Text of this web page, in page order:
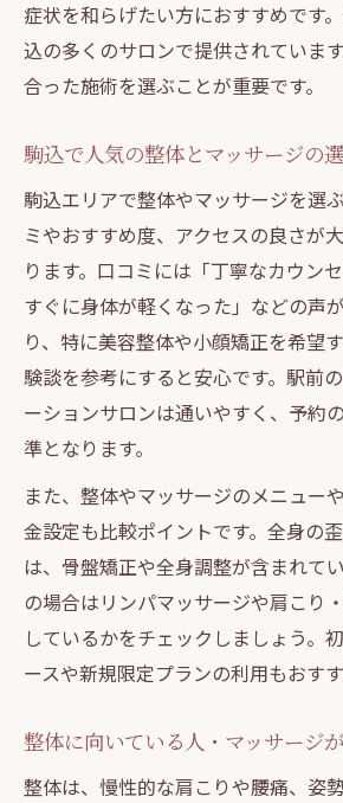
症状を和らげたい方におすすめです
込の多くのサロンで提供されていま
合った施術を選ぶことが重要です。
駒込で人気の整体とマッサージの
駒込エリアで整体やマッサージを選
ミやおすすめ度、アクセスの良さが
ります。口コミには「丁寧なカウン
すぐに身体が軽くなった」などの声
り、特に美容整体や小顔矯正を希望
験談を参考にすると安心です。駅前
ーションサロンは通いやすく、予約
準となります。
また、整体やマッサージのメニュー
金設定も比較ポイントです。全身の
は、骨盤矯正や全身調整が含まれて
の場合はリンパマッサージや肩こり
しているかをチェックしましょう。
ースや新規限定プランの利用もおすす
整体に向いている人・マッサージ
整体は、慢性的な肩こりや腰痛、姿